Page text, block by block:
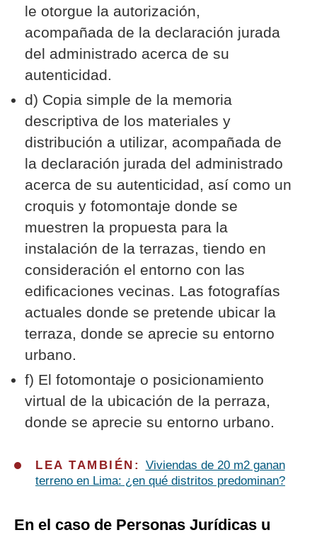
le otorgue la autorización,
acompañada de la declaración jurada
del administrado acerca de su
autenticidad.
d) Copia simple de la memoria
descriptiva de los materiales y
distribución a utilizar, acompañada de
la declaración jurada del administrado
acerca de su autenticidad, así como un
croquis y fotomontaje donde se
muestren la propuesta para la
instalación de la terrazas, tiendo en
consideración el entorno con las
edificaciones vecinas. Las fotografías
actuales donde se pretende ubicar la
terraza, donde se aprecie su entorno
urbano.
f) El fotomontaje o posicionamiento
virtual de la ubicación de la perraza,
donde se aprecie su entorno urbano.
LEA TAMBIÉN: Viviendas de 20 m2 ganan
terreno en Lima: ¿en qué distritos predominan?
En el caso de Personas Jurídicas u